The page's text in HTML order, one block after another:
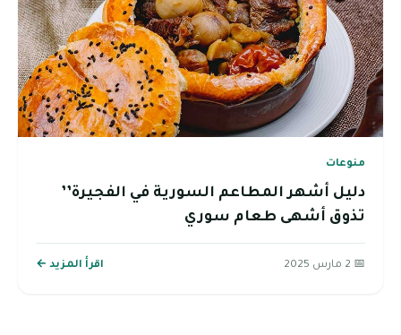
منوعات
دليل أشهر المطاعم السورية في الفجيرة’’
تذوق أشهى طعام سوري
📅 2 مارس 2025 اقرأ المزيد ←